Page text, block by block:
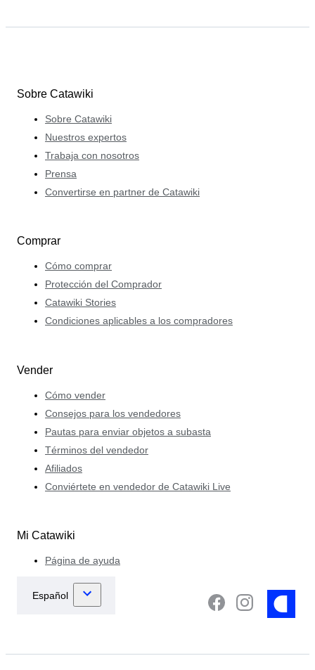
Sobre Catawiki
Sobre Catawiki
Nuestros expertos
Trabaja con nosotros
Prensa
Convertirse en partner de Catawiki
Comprar
Cómo comprar
Protección del Comprador
Catawiki Stories
Condiciones aplicables a los compradores
Vender
Cómo vender
Consejos para los vendedores
Pautas para enviar objetos a subasta
Términos del vendedor
Afiliados
Conviértete en vendedor de Catawiki Live
Mi Catawiki
Página de ayuda